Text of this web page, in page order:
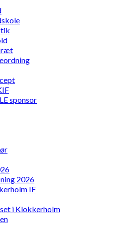
sponsor
2026
IF
i Klokkerholm